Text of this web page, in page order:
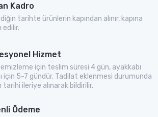
Kadro
tarihte ürünlerin kapından alınır, kapına
edilir.
Hizmet
için teslim süresi 4 gün, ayakkabı
için 5-7 gündür. Tadilat eklenmesi durumunda
ileriye alınarak bildirilir.
Ödeme